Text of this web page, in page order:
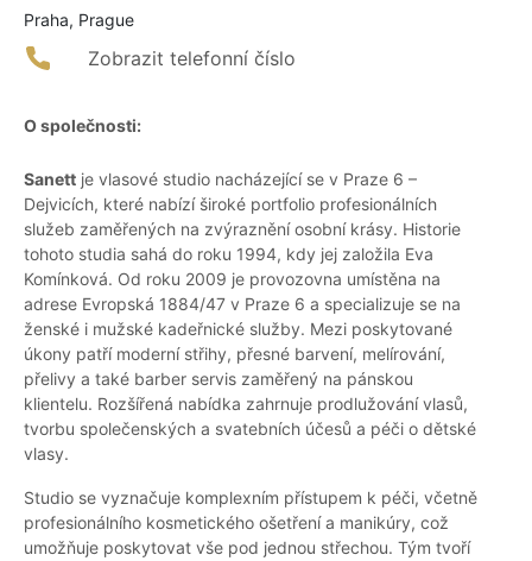
Praha, Prague
Zobrazit telefonní číslo
O společnosti:
Sanett je vlasové studio nacházející se v Praze 6 –
Dejvicích, které nabízí široké portfolio profesionálních
služeb zaměřených na zvýraznění osobní krásy. Historie
tohoto studia sahá do roku 1994, kdy jej založila Eva
Komínková. Od roku 2009 je provozovna umístěna na
adrese Evropská 1884/47 v Praze 6 a specializuje se na
ženské i mužské kadeřnické služby. Mezi poskytované
úkony patří moderní střihy, přesné barvení, melírování,
přelivy a také barber servis zaměřený na pánskou
klientelu. Rozšířená nabídka zahrnuje prodlužování vlasů,
tvorbu společenských a svatebních účesů a péči o dětské
vlasy.
Studio se vyznačuje komplexním přístupem k péči, včetně
profesionálního kosmetického ošetření a manikúry, což
umožňuje poskytovat vše pod jednou střechou. Tým tvoří